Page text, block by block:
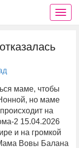
маме, чтобы
но маме
на
2 15.04.2026
и на громкой
Мама Вовы Балана